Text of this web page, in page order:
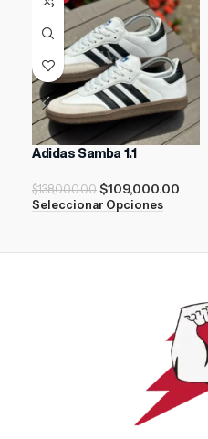
Adidas Samba 1.1
$138,000.00 $109,000.00
Seleccionar Opciones